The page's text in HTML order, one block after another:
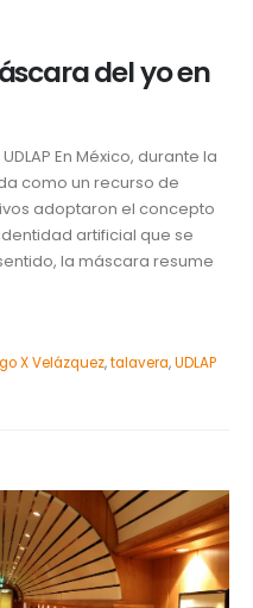
del yo en
En México, durante la
como un recurso de
adoptaron el concepto
artificial que se
la máscara resume
X Velázquez,talavera,UDLAP